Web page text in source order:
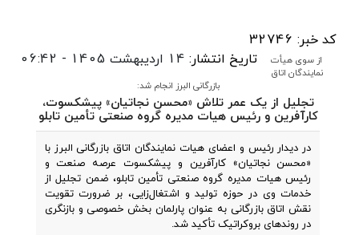
کد خبر: 32746
تاریخ انتشار: 14 اردیبهشت 1405 - 06:42
از سوی هیأت
نمایندگان اتاق
بازرگانی البرز انجام شد:
تجلیل از یک عمر تلاش «محسن نجاتیان» پیشکسوت،
کارآفرین و رئیس هیات مدیره گروه صنعتی تأمین تابلو
در دیدار رئیس و اعضای هیات نمایندگان اتاق بازرگانی البرز با
«محسن نجاتیان» کارآفرین و پیشکسوت عرصه صنعت و
رئیس هیات مدیره گروه صنعتی تأمین تابلو، ضمن تجلیل از
خدمات وی در حوزه تولید و اشتغال‌زایی، بر ضرورت تقویت
نقش اتاق بازرگانی به‌ عنوان پارلمان بخش خصوصی و بازنگری
در روندهای بروکراتیک تأکید شد.